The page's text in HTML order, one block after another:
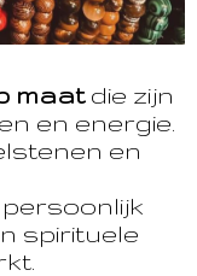
maatdie zijn
en energie.
en
spirituele